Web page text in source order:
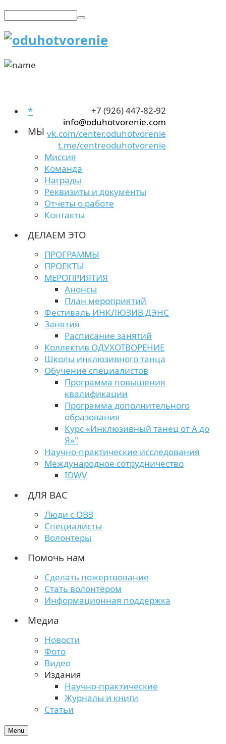
+7 (926) 447-82-92
info@oduhotvorenie.com
vk.com/center.oduhotvorenie
t.me/centreoduhotvorenie
*
МЫ
Миссия
Команда
Награды
Реквизиты и документы
Отчеты о работе
Контакты
ДЕЛАЕМ ЭТО
ПРОГРАММЫ
ПРОЕКТЫ
МЕРОПРИЯТИЯ
Анонсы
План мероприятий
Фестиваль ИНКЛЮЗИВ ДЭНС
Занятия
Расписание занятий
Коллектив ОДУХОТВОРЕНИЕ
Школы инклюзивного танца
Обучение специалистов
Программа повышения
квалификации
Программа дополнительного
образования
Курс «Инклюзивный танец от А до
Я»"
Научно-практические исследования
Международное сотрудничество
IDWV
ДЛЯ ВАС
Люди с ОВЗ
Специалисты
Волонтеры
Помочь нам
Сделать пожертвование
Стать волонтёром
Информационная поддержка
Медиа
Новости
Фото
Видео
Издания
Научно-практические
Журналы и книги
Статьи
Menu